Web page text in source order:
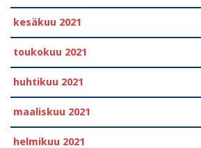
kesäkuu 2021
toukokuu 2021
huhtikuu 2021
maaliskuu 2021
helmikuu 2021